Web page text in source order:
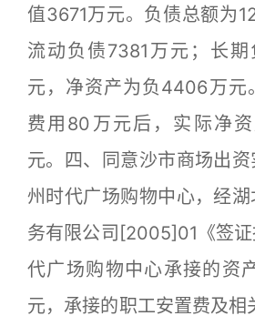
值3671万元。负债总额为
流动负债7381万元；长
元，净资产为负4406万元
费用80万元后，实际净
元。四、同意沙市商场出资
州时代广场购物中心，经
务有限公司[2005]01《签
代广场购物中心承接的资
元，承接的职工安置费及相